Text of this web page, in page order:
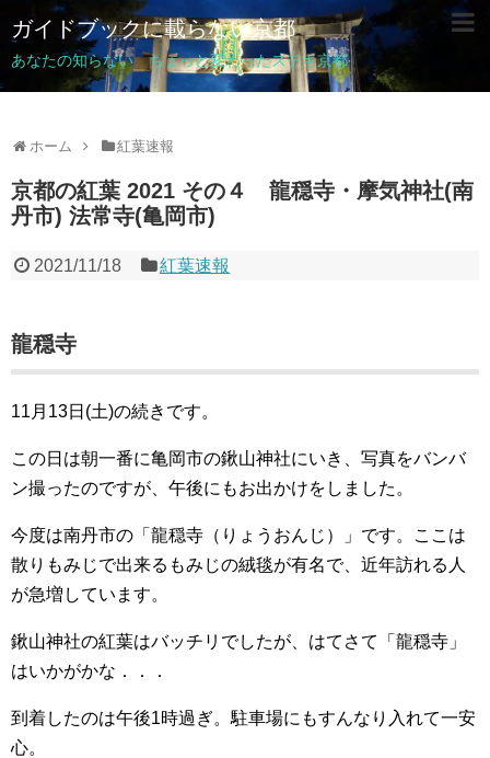
ガイドブックに載らない京都
あなたの知らない ちょっと変わったステキ京都
ホーム 紅葉速報
京都の紅葉 2021 その４ 龍穏寺・摩気神社(南
丹市) 法常寺(亀岡市)
2021/11/18 紅葉速報
龍穏寺
11月13日(土)の続きです。
この日は朝一番に亀岡市の鍬山神社にいき、写真をバンバ
ン撮ったのですが、午後にもお出かけをしました。
今度は南丹市の「龍穏寺（りょうおんじ）」です。ここは
散りもみじで出来るもみじの絨毯が有名で、近年訪れる人
が急増しています。
鍬山神社の紅葉はバッチリでしたが、はてさて「龍穏寺」
はいかがかな．．．
到着したのは午後1時過ぎ。駐車場にもすんなり入れて一安
心。